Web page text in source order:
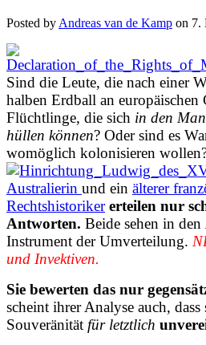
Posted by Andreas van de Kamp on 7.
Sind die Leute, die nach einer
halben Erdball an europäischen
Flüchtlinge, die sich in den
hüllen können? Oder sind es
womöglich kolonisieren
Australierin und ein älterer
Rechtshistorikererteilen nur
Antworten. Beide sehen in den
Instrument der Umverteilung.
und Invektiven.
Sie bewerten das nur
scheint ihrer Analyse auch,
Souveränität für letztlich